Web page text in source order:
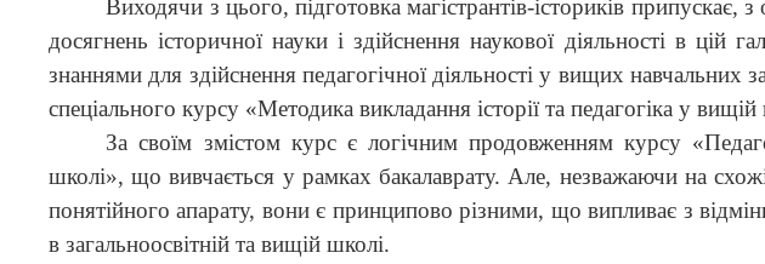
Виходячи з цього, підготовка магістрантів-істориків припускає,
досягнень історичної науки і здійснення наукової діяльності в цій
знаннями для здійснення педагогічної діяльності у вищих навчальних
спеціального курсу «Методика викладання історії та педагогіка у
За своїм змістом курс є логічним продовженням курсу
школі», що вивчається у рамках бакалаврату. Але, незважаючи на
понятійного апарату, вони є принципово різними, що випливає з
в загальноосвітній та вищій школі.